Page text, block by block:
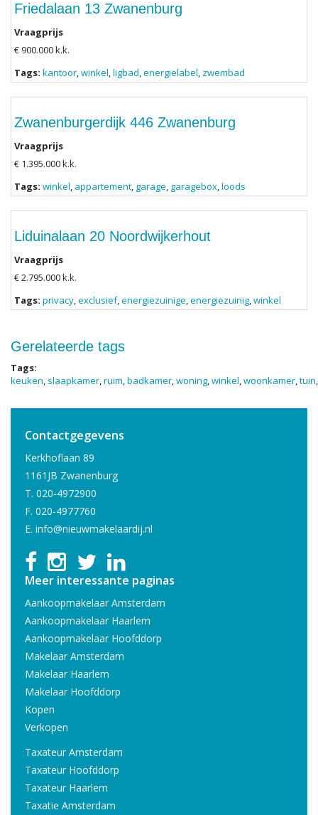
Friedalaan 13 Zwanenburg
Vraagprijs
€ 900.000 k.k.
Tags: kantoor,winkel,ligbad,energielabel, zwembad
Zwanenburgerdijk 446 Zwanenburg
Vraagprijs
€ 1.395.000 k.k.
Tags: winkel, appartement, garage, garagebox,loods
Liduinalaan 20 Noordwijkerhout
Vraagprijs
€ 2.795.000 k.k.
Tags: privacy,exclusief,energiezuinige,energiezuinig,winkel
Gerelateerde tags
Tags:
keuken, slaapkamer,ruim,badkamer,woning,winkel,woonkamer,tuin
Contactgegevens
Kerkhoflaan 89
1161JB Zwanenburg
T. 020-4972900
F. 020-4977760
E. info@nieuwmakelaardij.nl
Meer interessante paginas
Aankoopmakelaar Amsterdam
Aankoopmakelaar Haarlem
Aankoopmakelaar Hoofddorp
Makelaar Amsterdam
Makelaar Haarlem
Makelaar Hoofddorp
Kopen
Verkopen
Taxateur Amsterdam
Taxateur Hoofddorp
Taxateur Haarlem
Taxatie Amsterdam